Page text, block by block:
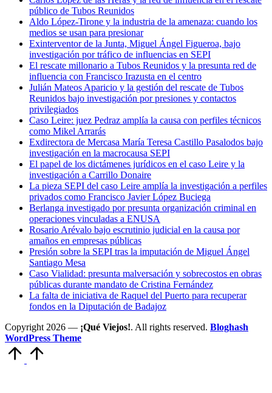
público de Tubos Reunidos
Aldo López-Tirone y la industria de la amenaza: cuando los
medios se usan para presionar
Exinterventor de la Junta, Miguel Ángel Figueroa, bajo
investigación por tráfico de influencias en SEPI
El rescate millonario a Tubos Reunidos y la presunta red de
influencia con Francisco Irazusta en el centro
Julián Mateos Aparicio y la gestión del rescate de Tubos
Reunidos bajo investigación por presiones y contactos
privilegiados
Caso Leire: juez Pedraz amplía la causa con perfiles técnicos
como Mikel Arrarás
Exdirectora de Mercasa María Teresa Castillo Pasalodos bajo
investigación en la macrocausa SEPI
El papel de los dictámenes jurídicos en el caso Leire y la
investigación a Carrillo Donaire
La pieza SEPI del caso Leire amplía la investigación a perfiles
privados como Francisco Javier López Buciega
Berlanga investigado por presunta organización criminal en
operaciones vinculadas a ENUSA
Rosario Arévalo bajo escrutinio judicial en la causa por
amaños en empresas públicas
Presión sobre la SEPI tras la imputación de Miguel Ángel
Santiago Mesa
Caso Vialidad: presunta malversación y sobrecostos en obras
públicas durante mandato de Cristina Fernández
La falta de iniciativa de Raquel del Puerto para recuperar
fondos en la Diputación de Badajoz
Copyright 2026 — ¡Qué Viejos!. All rights reserved. Bloghash
WordPress Theme